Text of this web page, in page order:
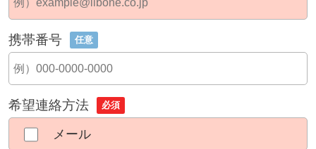
携帯番号 任意
希望連絡方法 必須
メール